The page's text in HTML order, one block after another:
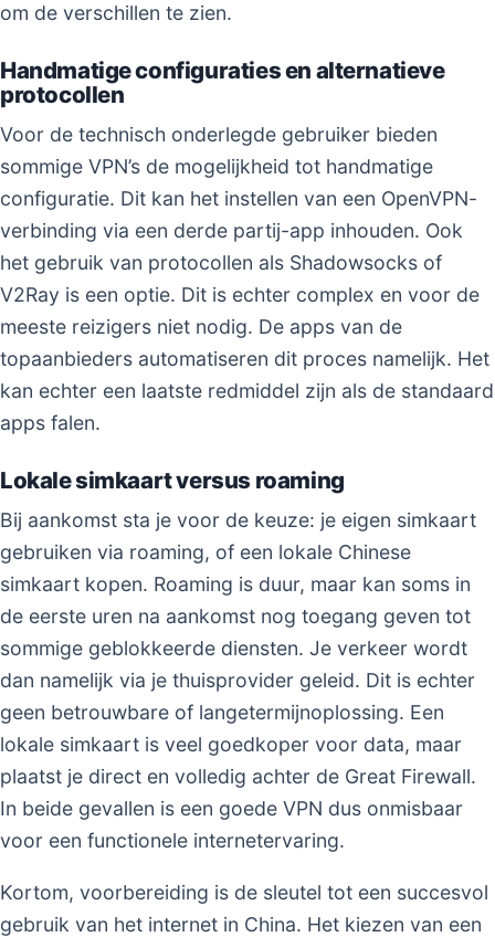
om de verschillen te zien.
Handmatige configuraties en alternatieve
protocollen
Voor de technisch onderlegde gebruiker bieden
sommige VPN’s de mogelijkheid tot handmatige
configuratie. Dit kan het instellen van een OpenVPN-
verbinding via een derde partij-app inhouden. Ook
het gebruik van protocollen als Shadowsocks of
V2Ray is een optie. Dit is echter complex en voor de
meeste reizigers niet nodig. De apps van de
topaanbieders automatiseren dit proces namelijk. Het
kan echter een laatste redmiddel zijn als de standaard
apps falen.
Lokale simkaart versus roaming
Bij aankomst sta je voor de keuze: je eigen simkaart
gebruiken via roaming, of een lokale Chinese
simkaart kopen. Roaming is duur, maar kan soms in
de eerste uren na aankomst nog toegang geven tot
sommige geblokkeerde diensten. Je verkeer wordt
dan namelijk via je thuisprovider geleid. Dit is echter
geen betrouwbare of langetermijnoplossing. Een
lokale simkaart is veel goedkoper voor data, maar
plaatst je direct en volledig achter de Great Firewall.
In beide gevallen is een goede VPN dus onmisbaar
voor een functionele internetervaring.
Kortom, voorbereiding is de sleutel tot een succesvol
gebruik van het internet in China. Het kiezen van een